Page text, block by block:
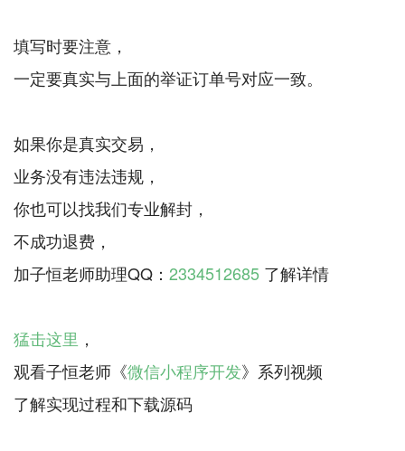
填写时要注意，
一定要真实与上面的举证订单号对应一致。
如果你是真实交易，
业务没有违法违规，
你也可以找我们专业解封，
不成功退费，
加子恒老师助理QQ： 2334512685 了解详情
猛击这里 ，
观看子恒老师《微信小程序开发》系列视频